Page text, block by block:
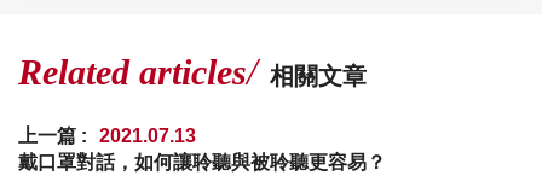
Related articles 相關文章
上一篇 :
2021.07.13
戴口罩對話，如何讓聆聽與被聆聽更容易？